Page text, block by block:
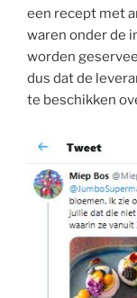
een recept met
waren onder de
worden
dus dat de
te beschikken